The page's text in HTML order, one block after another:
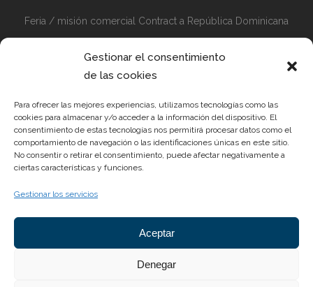
Gestionar el consentimiento
de las cookies
Para ofrecer las mejores experiencias, utilizamos tecnologías como las
cookies para almacenar y/o acceder a la información del dispositivo. El
consentimiento de estas tecnologías nos permitirá procesar datos como el
comportamiento de navegación o las identificaciones únicas en este sitio.
No consentir o retirar el consentimiento, puede afectar negativamente a
ciertas características y funciones.
Gestionar los servicios
Aceptar
Denegar
Feria / misión comercial Contract a República Dominicana
Misión comercial Contract Perú y Colombia + Visita Feria
Diseño en Medellín 2024
REYES ORDOÑEZ DESIGN S.L.
Pol. Ind. Las Teresas, c/Dr. Pedro Pons Nave 2. CP 30510
Yecla (Murcia)
info@reyesordonez.com
Teléfono: 968 752 885